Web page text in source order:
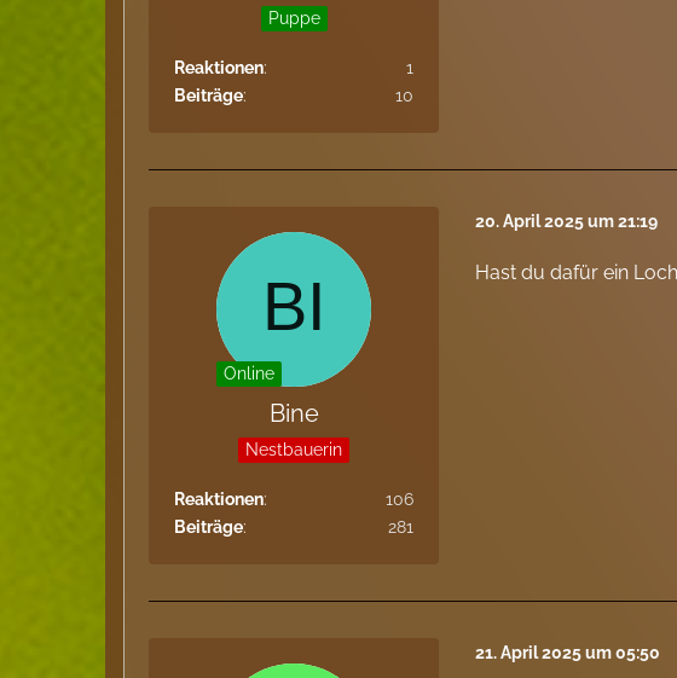
Puppe
Reaktionen
1
Beiträge
10
Online
Bine
Nestbauerin
Reaktionen
106
Beiträge
281
20. April 2025 um 21:19
Hast du dafür ein
21. April 2025 um 05:50